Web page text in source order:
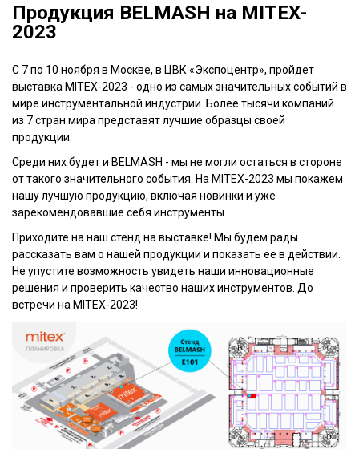
Контакты
Продукция BELMASH на MITEX-
2023
С 7 по 10 ноября в Москве, в ЦВК «Экспоцентр», пройдет
выставка MITEX-2023 - одно из самых значительных событий в
мире инструментальной индустрии. Более тысячи компаний
из 7 стран мира представят лучшие образцы своей
продукции.
Среди них будет и BELMASH - мы не могли остаться в стороне
от такого значительного события. На MITEX-2023 мы покажем
нашу лучшую продукцию, включая новинки и уже
зарекомендовавшие себя инструменты.
Приходите на наш стенд на выставке! Мы будем рады
рассказать вам о нашей продукции и показать ее в действии.
Не упустите возможность увидеть наши инновационные
решения и проверить качество наших инструментов. До
встречи на MITEX-2023!